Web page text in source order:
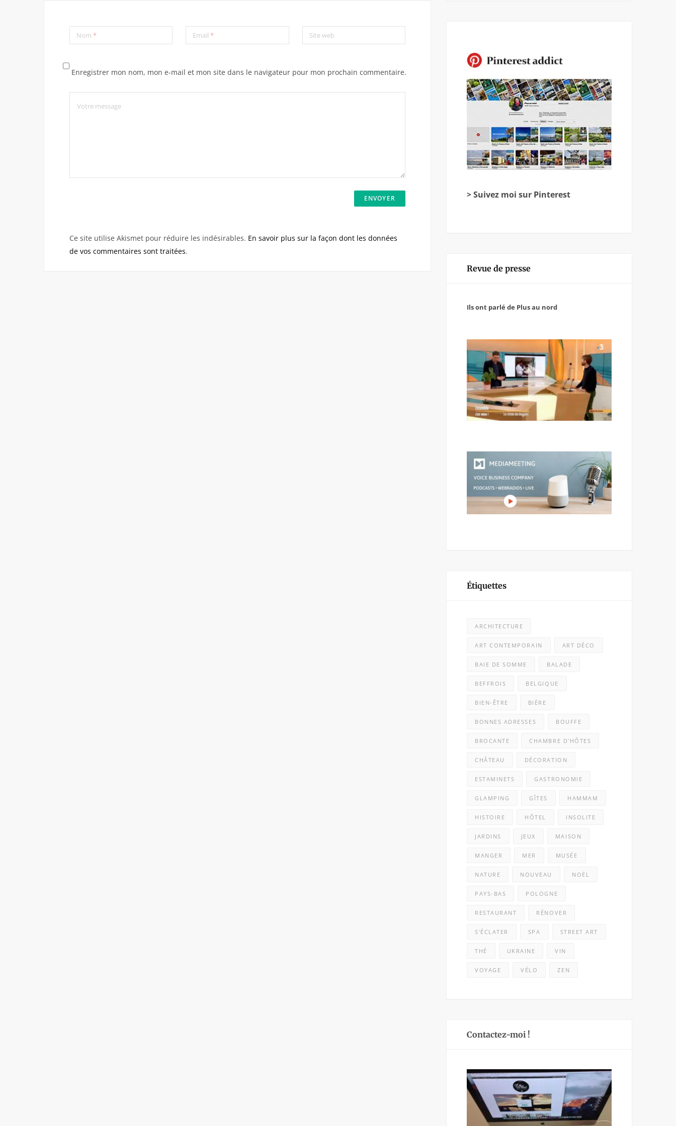
Nom * Email* Site web
Enregistrer mon nom, mon e-mail et mon site dans le navigateur pour mon prochain commentaire.
Ce site utilise Akismet pour réduire les indésirables. En savoir plus sur la façon dont les données
de vos commentaires sont traitées.
> Suivez moi sur Pinterest
Revue de presse
Ils ont parlé de Plus au nord
Étiquettes
ARCHITECTURE
ART CONTEMPORAIN ART DÉCO
BAIE DE SOMME BALADE
BEFFROIS BELGIQUE
BIEN-ÊTRE BIÈRE
BONNES ADRESSES BOUFFE
BROCANTE CHAMBRE D'HÔTES
CHÂTEAU DÉCORATION
ESTAMINETS GASTRONOMIE
GLAMPING GÎTES HAMMAM
HISTOIRE HÔTEL INSOLITE
JARDINS JEUX MAISON
MANGER MER MUSÉE
NATURE NOUVEAU NOËL
PAYS-BAS POLOGNE
RESTAURANT RÉNOVER
S'ÉCLATER SPA STREET ART
THÉ UKRAINE VIN
VOYAGE VÉLO ZEN
Contactez-moi !